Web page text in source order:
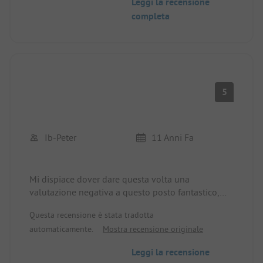
completa
5
Ib-Peter 11 Anni Fa
Mi dispiace dover dare questa volta una
valutazione negativa a questo posto fantastico,
posto (purtroppo questo è stato annunciato solo a
maggio dell'anno scorso), non voglio più andarci
vengono portati al ristorante nonostante il divieto
Questa recensione è stata tradotta
automaticamente.
Mostra recensione originale
Leggi la recensione